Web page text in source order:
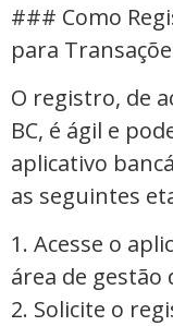
### Como
para
O registro, de
BC, é ágil e
aplicativo
as seguintes
1. Acesse o
área de gestão
2. Solicite o